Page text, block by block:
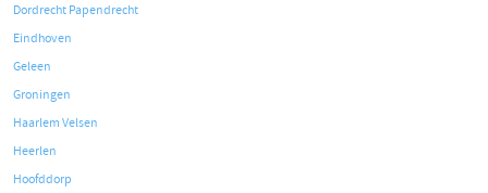
Dordrecht Papendrecht
Eindhoven
Geleen
Groningen
Haarlem Velsen
Heerlen
Hoofddorp